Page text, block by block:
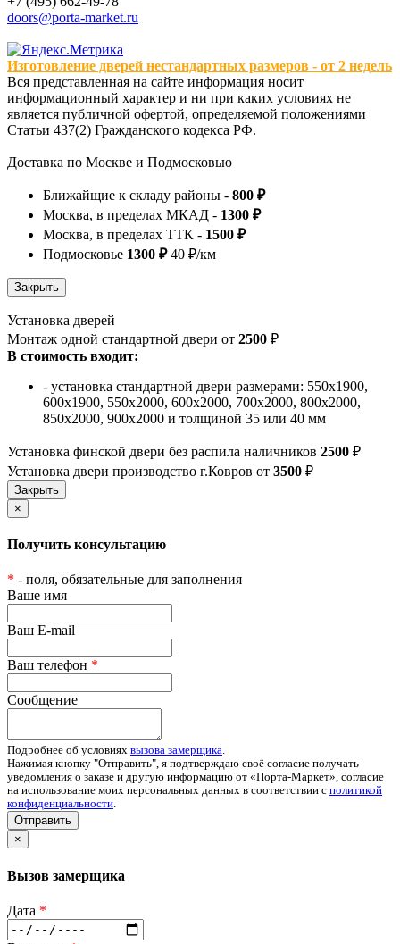
doors@porta-market.ru
Изготовление дверей нестандартных размеров - от 2 недель
Вся представленная на сайте информация носит
информационный характер и ни при каких условиях не
является публичной офертой, определяемой положениями
Статьи 437(2) Гражданского кодекса РФ.
Доставка по Москве и Подмосковью
Ближайщие к складу районы - 800 ₽
Москва, в пределах МКАД - 1300 ₽
Москва, в пределах ТТК - 1500 ₽
Подмосковье 1300 ₽40 ₽/км
Установка дверей
Монтаж одной стандартной двери от 2500 ₽
В стоимость входит:
- установка стандартной двери размерами: 550х1900,
600х1900, 550х2000, 600х2000, 700х2000, 800х2000,
850х2000, 900х2000 и толщиной 35 или 40 мм
Установка финской двери без распила наличников 2500 ₽
Установка двери производство г.Ковров от 3500 ₽
×
Получить консультацию
* - поля, обязательные для заполнения
Ваше имя
Ваш E-mail
Ваш телефон *
Сообщение
Подробнее об условиях вызова замерщика.
Нажимая кнопку "Отправить", я подтверждаю своё согласие получать
уведомления о заказе и другую информацию от «Порта-Маркет», согласие
на использование моих персональных данных в соответствии с политикой
конфиденциальности.
Отправить
×
Вызов замерщика
Дата *